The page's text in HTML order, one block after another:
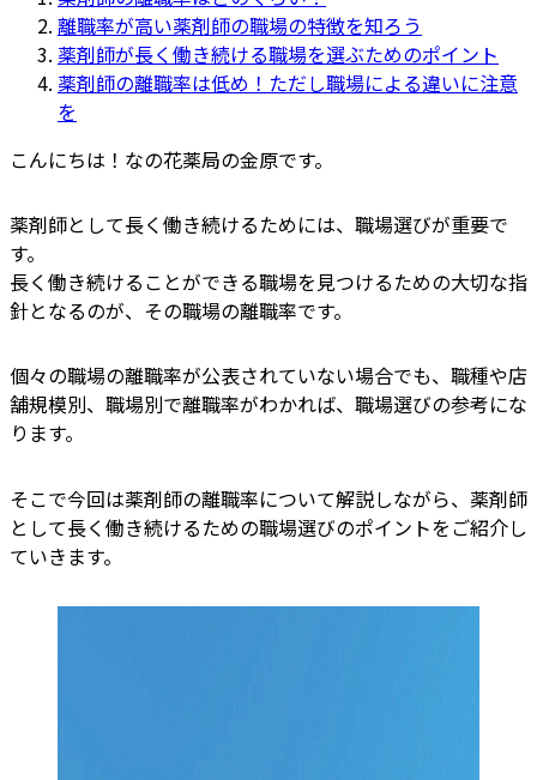
離職率が高い薬剤師の職場の特徴を知ろう
薬剤師が長く働き続ける職場を選ぶためのポイント
薬剤師の離職率は低め！ただし職場による違いに注意
を
こんにちは！なの花薬局の金原です。
薬剤師として長く働き続けるためには、職場選びが重要で
す。
長く働き続けることができる職場を見つけるための大切な指
針となるのが、その職場の離職率です。
個々の職場の離職率が公表されていない場合でも、職種や店
舗規模別、職場別で離職率がわかれば、職場選びの参考にな
ります。
そこで今回は薬剤師の離職率について解説しながら、薬剤師
として長く働き続けるための職場選びのポイントをご紹介し
ていきます。